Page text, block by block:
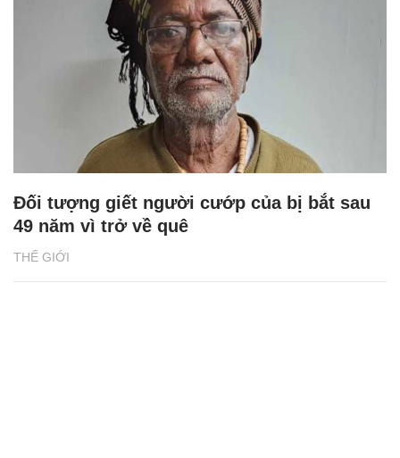
THẾ GIỚI
Đối tượng giết người cướp của bị bắt sau
49 năm vì trở về quê